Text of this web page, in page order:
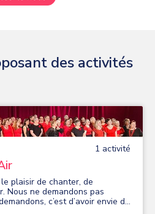
des activités
1 activité
le plaisir de chanter, de
c’est d’avoir envie de